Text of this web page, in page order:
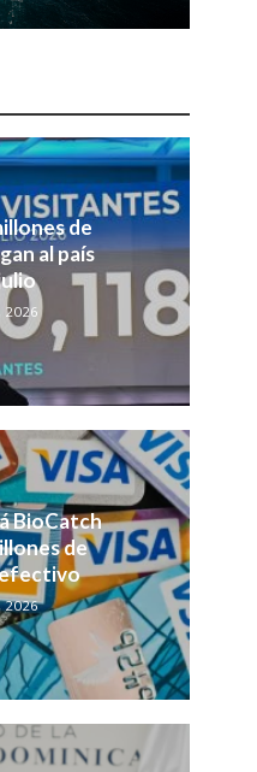
de
al país
2026
BioCatch
de
2026